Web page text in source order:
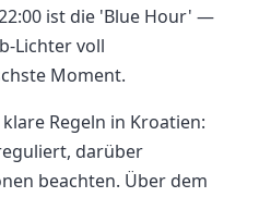
ist die 'Blue Hour' —
Lichter voll
Moment.
Regeln in Kroatien:
darüber
beachten. Über dem